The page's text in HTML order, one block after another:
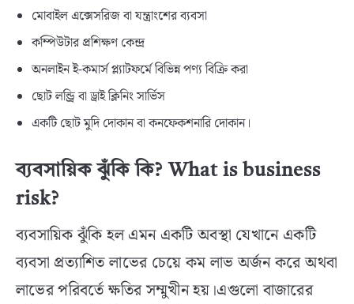
মোবাইল এক্সেসরিজ বা যন্ত্রাংশের ব্যবসা
কম্পিউটার প্রশিক্ষণ কেন্দ্র
অনলাইন ই-কমার্স প্ল্যাটফর্মে বিভিন্ন পণ্য বিক্রি করা
ছোট লন্ড্রি বা ড্রাই ক্লিনিং সার্ভিস
একটি ছোট মুদি দোকান বা কনফেকশনারি দোকান।
ব্যবসায়িক ঝুঁকি কি? What is business
risk?
ব্যবসায়িক ঝুঁকি হল এমন একটি অবস্থা যেখানে একটি
ব্যবসা প্রত্যাশিত লাভের চেয়ে কম লাভ অর্জন করে অথবা
লাভের পরিবর্তে ক্ষতির সম্মুখীন হয়।এগুলো বাজারের